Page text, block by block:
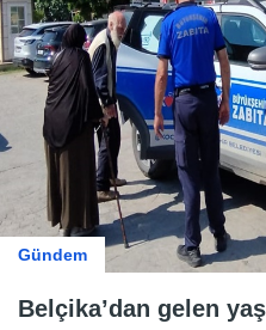
Gündem
Belçika’dan gelen